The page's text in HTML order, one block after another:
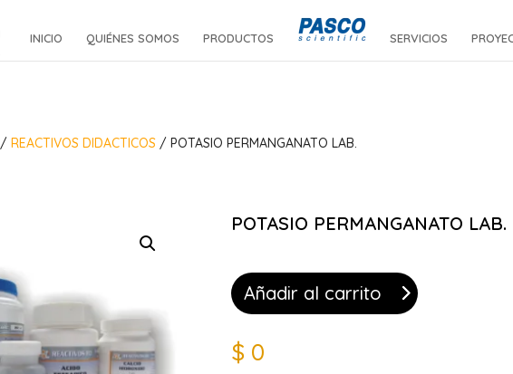
INICIO QUIÉNES SOMOS PRODUCTOS SERVICIOS
/REACTIVOS DIDACTICOS / POTASIO PERMANGANATO LAB.
POTASIO PERMANGANATO LAB.
Añadir al carrito
$ 0